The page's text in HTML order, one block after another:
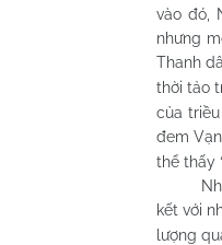
vào đó,
nhưng
Thanh
thời tảo
của
đem
thể thấy
Những
kết với
lượng